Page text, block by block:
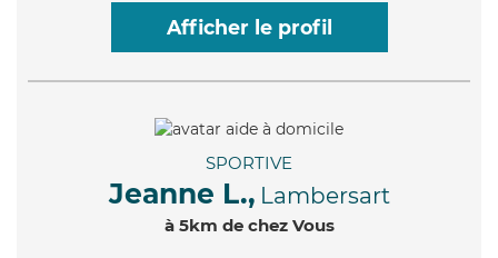
Afficher le profil
SPORTIVE
Jeanne L., Lambersart
à 5km de chez Vous